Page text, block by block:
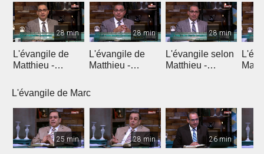
28 min
L'évangile de
Matthieu -
28 min
L'évangile de
Matthieu -
28 min
L'évangile selon
Matthieu -
L'évangile de Marc
25 min 28 min 26 min